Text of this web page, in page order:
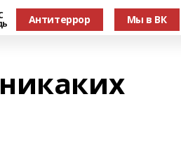
Антитеррор Мы в ВК